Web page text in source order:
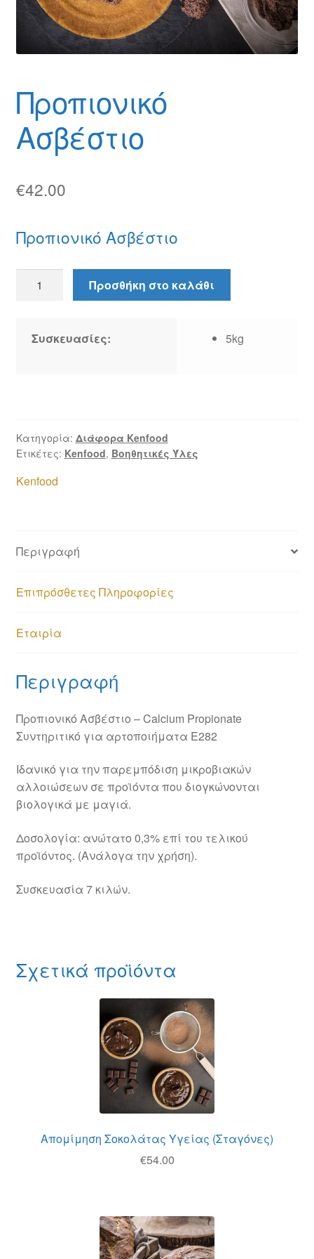
Καλάθι
Ο λογαριασμός μου
Όροι χρήσης
Πολιτική Απορρήτου
Τρόποι Πληρωμής
Προπιονικό
Ασβέστιο
€42.00
Προπιονικό Ασβέστιο
Ασβέστιο
Προσθήκη στο καλάθι
Συσκευασίες: 5kg
Κατηγορία: Διάφορα Kenfood
Ετικέτες: Kenfood, Βοηθητικές Ύλες
Kenfood
Περιγραφή
Επιπρόσθετες Πληροφορίες
Εταιρία
Περιγραφή
Προπιονικό Ασβέστιο – Calcium Propionate
Συντηριτικό για αρτοποιήματα Ε282
Ιδανικό για την παρεμπόδιση μικροβιακών
αλλοιώσεων σε προϊόντα που διογκώνονται
βιολογικά με μαγιά.
Δοσολογία: ανώτατο 0,3% επί του τελικού
προϊόντος. (Ανάλογα την χρήση).
Συσκευασία 7 κιλών.
Σχετικά προϊόντα
Απομίμηση Σοκολάτας Υγείας (Σταγόνες)
€54.00